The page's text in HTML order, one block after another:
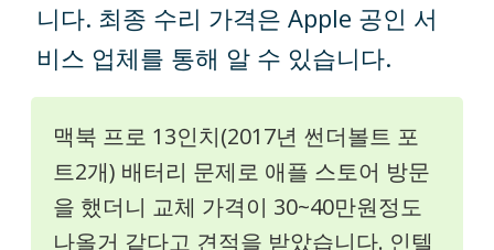
니다. 최종 수리 가격은 Apple 공인 서
비스 업체를 통해 알 수 있습니다.
맥북 프로 13인치(2017년 썬더볼트 포
트2개) 배터리 문제로 애플 스토어 방문
을 했더니 교체 가격이 30~40만원정도
나올거 같다고 견적을 받았습니다. 인텔